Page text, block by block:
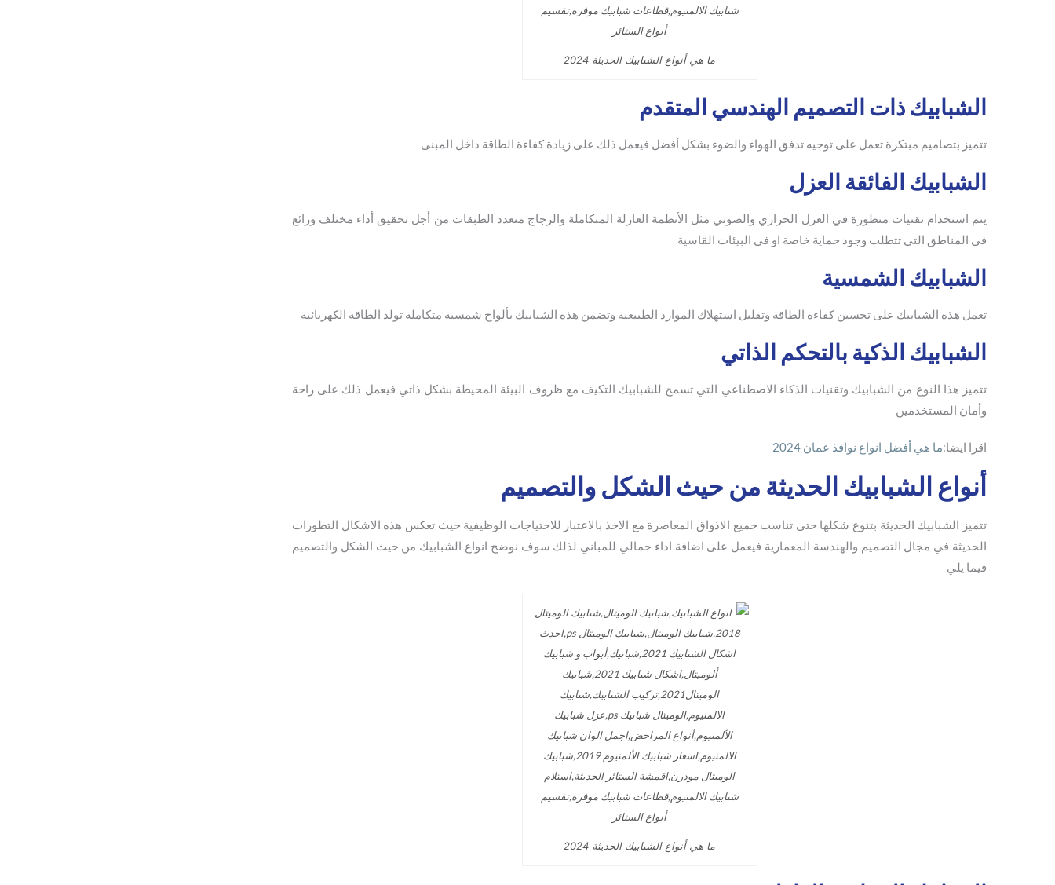
ما هي أنواع الشبابيك الحديثة 2024
الشبابيك ذات التصميم الهندسي المتقدم
تتميز بتصاميم مبتكرة تعمل على توجيه تدفق الهواء والضوء بشكل أفضل فيعمل ذلك على زيادة كفاءة الطاقة داخل المبنى
الشبابيك الفائقة العزل
يتم استخدام تقنيات متطورة في العزل الحراري والصوتي مثل الأنظمة العازلة المتكاملة والزجاج متعدد الطبقات من أجل تحقيق أداء مختلف ورائع
في المناطق التي تتطلب وجود حماية خاصة او في البيئات القاسية
الشبابيك الشمسية
تعمل هذه الشبابيك على تحسين كفاءة الطاقة وتقليل استهلاك الموارد الطبيعية وتضمن هذه الشبابيك بألواح شمسية متكاملة تولد الطاقة الكهربائية
الشبابيك الذكية بالتحكم الذاتي
تتميز هذا النوع من الشبابيك وتقنيات الذكاء الاصطناعي التي تسمح للشبابيك التكيف مع ظروف البيئة المحيطة بشكل ذاتي فيعمل ذلك على راحة
وأمان المستخدمين
اقرا ايضا:ما هي أفضل انواع نوافذ عمان 2024
أنواع الشبابيك الحديثة من حيث الشكل والتصميم
تتميز الشبابيك الحديثة بتنوع شكلها حتى تناسب جميع الاذواق المعاصرة مع الاخذ بالاعتبار للاحتياجات الوظيفية حيث تعكس هذه الاشكال التطورات
الحديثة في مجال التصميم والهندسة المعمارية فيعمل على اضافة اداء جمالي للمباني لذلك سوف نوضح انواع الشبابيك من حيث الشكل والتصميم
فيما يلي
ما هي أنواع الشبابيك الحديثة 2024